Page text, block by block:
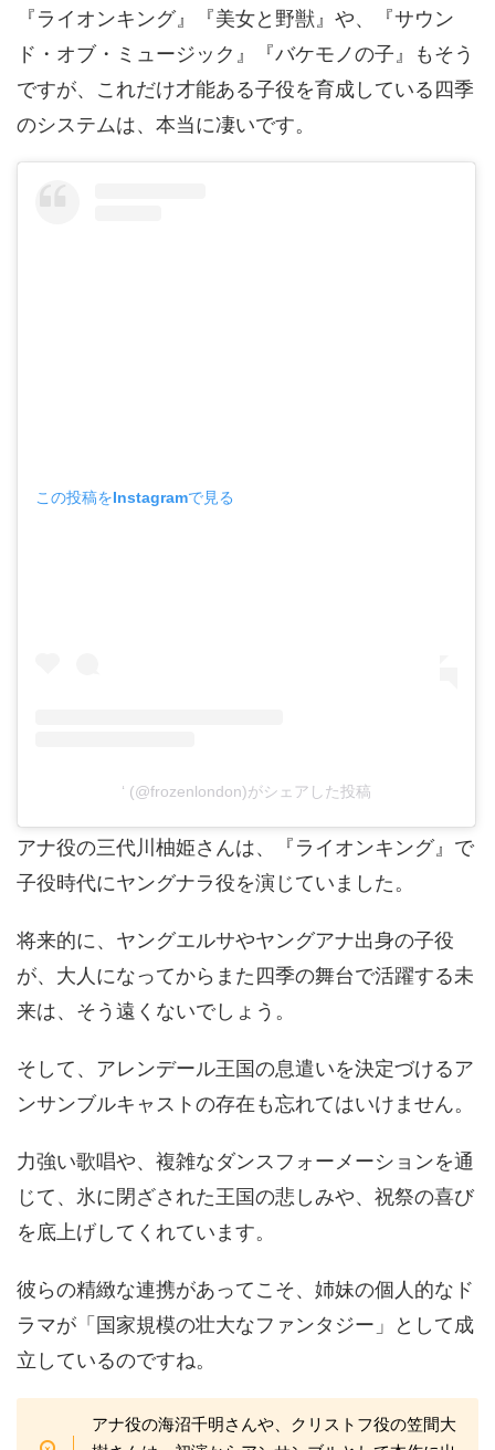
『ライオンキング』『美女と野獣』や、『サウン
ド・オブ・ミュージック』『バケモノの子』もそう
ですが、これだけ才能ある子役を育成している四季
のシステムは、本当に凄いです。
この投稿をInstagramで見る
‘ (@frozenlondon)がシェアした投稿
アナ役の三代川柚姫さんは、『ライオンキング』で
子役時代にヤングナラ役を演じていました。
将来的に、ヤングエルサやヤングアナ出身の子役
が、大人になってからまた四季の舞台で活躍する未
来は、そう遠くないでしょう。
そして、アレンデール王国の息遣いを決定づけるア
ンサンブルキャストの存在も忘れてはいけません。
力強い歌唱や、複雑なダンスフォーメーションを通
じて、氷に閉ざされた王国の悲しみや、祝祭の喜び
を底上げしてくれています。
彼らの精緻な連携があってこそ、姉妹の個人的なド
ラマが「国家規模の壮大なファンタジー」として成
立しているのですね。
アナ役の海沼千明さんや、クリストフ役の笠間大